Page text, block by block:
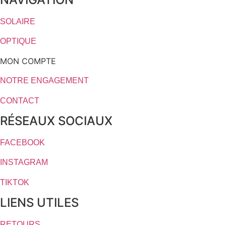
SOLAIRE
OPTIQUE
MON COMPTE
NOTRE ENGAGEMENT
CONTACT
RÉSEAUX SOCIAUX
FACEBOOK
INSTAGRAM
TIKTOK
LIENS UTILES